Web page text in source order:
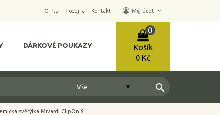
O nás Prodejna Kontakt Můj účet keyboard_arrow_down
Košík
0
0 Kč
DÁRKOVÉ POUKAZY
search
světýlka Mivardi ClipOn S